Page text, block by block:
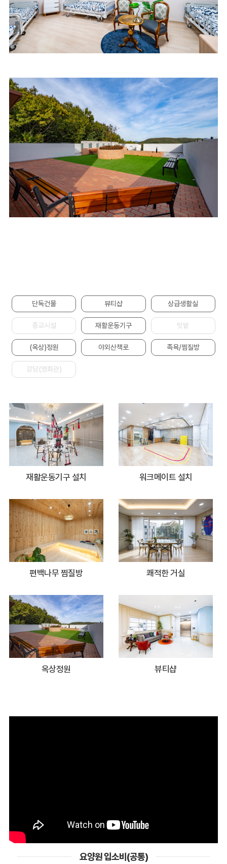
단독건물 뷰티샵 상급생활실
종교시설 재활운동기구 텃밭
(옥상)정원 야외산책로 족욕/찜질방
강당(영화관)
재활운동기구 설치 워크메이트 설치
편백나무 찜질방 쾌적한 거실
옥상정원 뷰티샵
요양원 입소비(공통)